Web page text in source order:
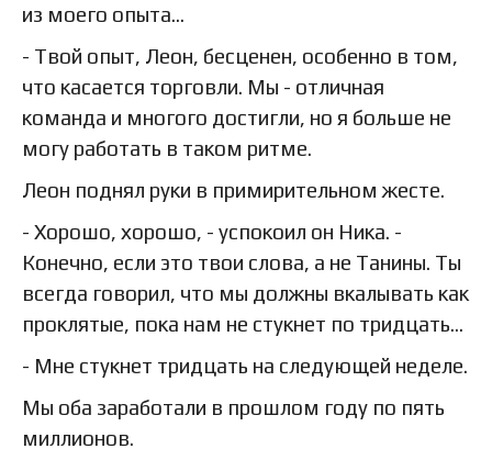
из моего опыта…
- Твой опыт, Леон, бесценен, особенно в том,
что касается торговли. Мы - отличная
команда и многого достигли, но я больше не
могу работать в таком ритме.
Леон поднял руки в примирительном жесте.
- Хорошо, хорошо, - успокоил он Ника. -
Конечно, если это твои слова, а не Танины. Ты
всегда говорил, что мы должны вкалывать как
проклятые, пока нам не стукнет по тридцать…
- Мне стукнет тридцать на следующей неделе.
Мы оба заработали в прошлом году по пять
миллионов.